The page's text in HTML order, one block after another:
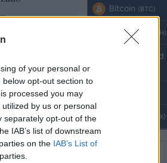
of your personal or
opt-out section to
processed you may
by us or personal
separately opt-out of the
IAB’s list of downstream
on the IAB’s List of
Bitcoin (BTC)
Ethereum (ETH)
kpk ETH Yield
(USDEX)